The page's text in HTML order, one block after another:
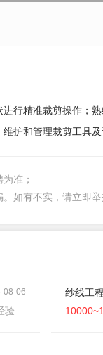
行精准裁剪操作；
护和管理裁剪工具及
准；
如有不实，请立即举
08-06
限
纱线工